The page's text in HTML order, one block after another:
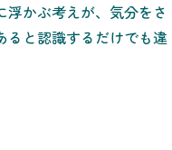
浮かぶ考えが、気分をさ
ると認識するだけでも違